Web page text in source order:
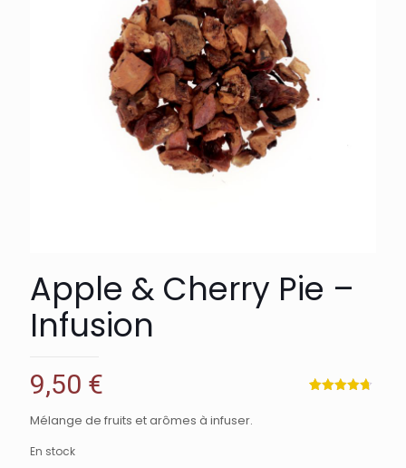
Apple & Cherry Pie –
Infusion
9,50 €
Mélange de fruits et arômes à infuser.
En stock